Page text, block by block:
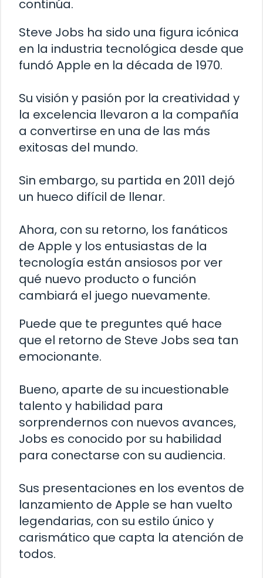
continúa.
Steve Jobs ha sido una figura icónica
en la industria tecnológica desde que
fundó Apple en la década de 1970.
Su visión y pasión por la creatividad y
la excelencia llevaron a la compañía
a convertirse en una de las más
exitosas del mundo.
Sin embargo, su partida en 2011 dejó
un hueco difícil de llenar.
Ahora, con su retorno, los fanáticos
de Apple y los entusiastas de la
tecnología están ansiosos por ver
qué nuevo producto o función
cambiará el juego nuevamente.
Puede que te preguntes qué hace
que el retorno de Steve Jobs sea tan
emocionante.
Bueno, aparte de su incuestionable
talento y habilidad para
sorprendernos con nuevos avances,
Jobs es conocido por su habilidad
para conectarse con su audiencia.
Sus presentaciones en los eventos de
lanzamiento de Apple se han vuelto
legendarias, con su estilo único y
carismático que capta la atención de
todos.